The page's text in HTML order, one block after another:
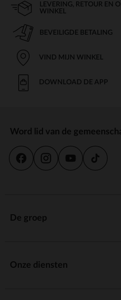
LEVERING, RETOUR EN
WINKEL
BEVEILIGDE BETALING
VIND MIJN WINKEL
DOWNLOAD DE APP
Word lid van de
De groep
Onze diensten